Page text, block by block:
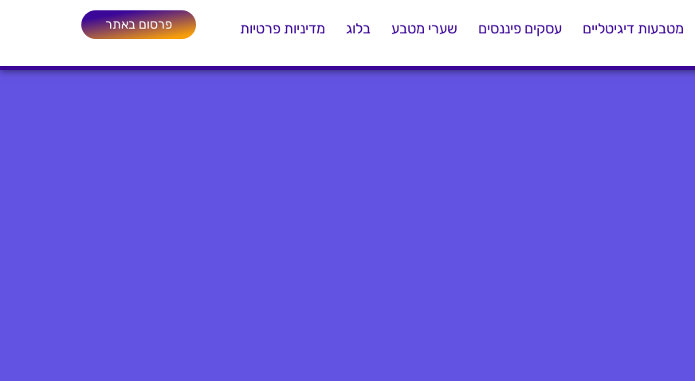
מטבעות דיגיטליים עסקים פיננסים שערי מטבע בלוג מדיניות פרטיות פרסום באתר